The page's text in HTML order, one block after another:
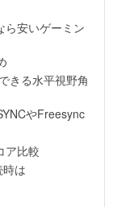
ら安いゲーミン
きる水平視野角
やFreesync
ア比較
は